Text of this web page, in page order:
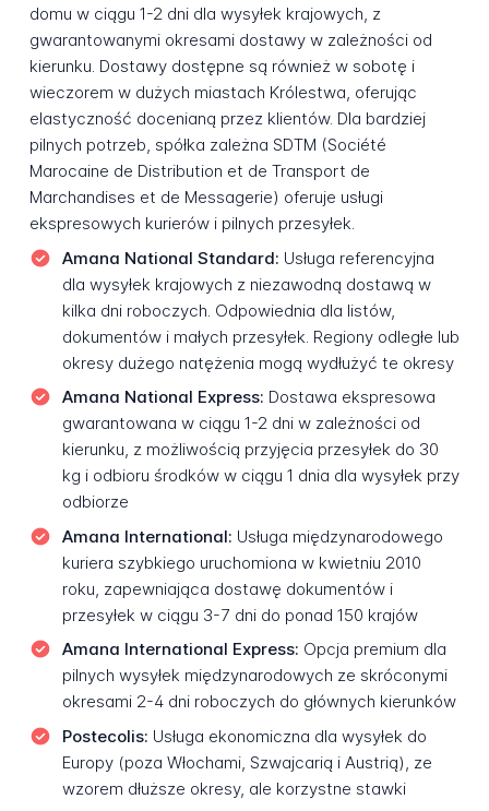
domu w ciągu 1-2 dni dla wysyłek krajowych, z
gwarantowanymi okresami dostawy w zależności od
kierunku. Dostawy dostępne są również w sobotę i
wieczorem w dużych miastach Królestwa, oferując
elastyczność docenianą przez klientów. Dla bardziej
pilnych potrzeb, spółka zależna SDTM (Société
Marocaine de Distribution et de Transport de
Marchandises et de Messagerie) oferuje usługi
ekspresowych kurierów i pilnych przesyłek.
Amana National Standard: Usługa referencyjna
dla wysyłek krajowych z niezawodną dostawą w
kilka dni roboczych. Odpowiednia dla listów,
dokumentów i małych przesyłek. Regiony odległe lub
okresy dużego natężenia mogą wydłużyć te okresy
Amana National Express: Dostawa ekspresowa
gwarantowana w ciągu 1-2 dni w zależności od
kierunku, z możliwością przyjęcia przesyłek do 30
kg i odbioru środków w ciągu 1 dnia dla wysyłek przy
odbiorze
Amana International: Usługa międzynarodowego
kuriera szybkiego uruchomiona w kwietniu 2010
roku, zapewniająca dostawę dokumentów i
przesyłek w ciągu 3-7 dni do ponad 150 krajów
Amana International Express: Opcja premium dla
pilnych wysyłek międzynarodowych ze skróconymi
okresami 2-4 dni roboczych do głównych kierunków
Postecolis: Usługa ekonomiczna dla wysyłek do
Europy (poza Włochami, Szwajcarią i Austrią), ze
wzorem dłuższe okresy, ale korzystne stawki